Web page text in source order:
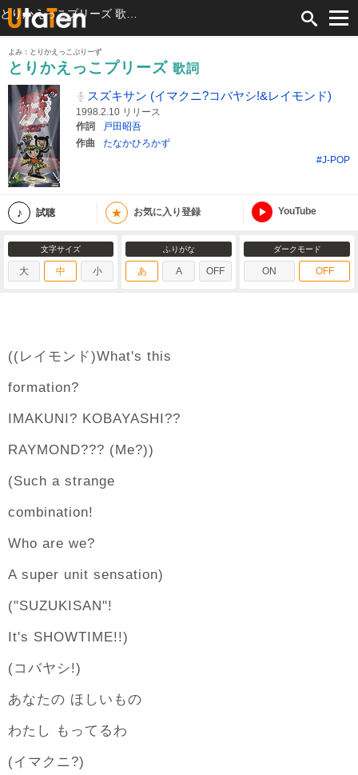
よみ：とりかえっこぷりーず
とりかえっこプリーズ 歌詞
スズキサン (イマクニ?コバヤシ!&レイモンド)
1998.2.10 リリース
作詞
戸田昭吾
作曲
たなかひろかず
#J-POP
試聴 ★ お気に入り登録 YouTube
文字サイズ
大 中 小
ふりがな
あ A OFF
ダークモード
ON OFF
((レイモンド)What's this
formation?
IMAKUNI? KOBAYASHI??
RAYMOND??? (Me?))
(Such a strange
combination!
Who are we?
A super unit sensation)
("SUZUKISAN"!
It's SHOWTIME!!)
(コバヤシ!)
あなたの ほしいもの
わたし もってるわ
(イマクニ?)